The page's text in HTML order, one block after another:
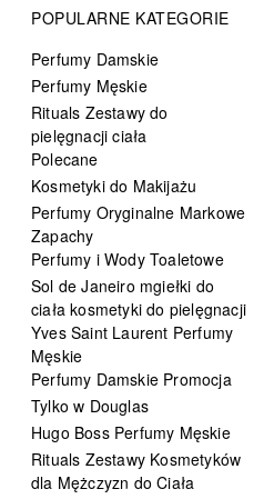
POPULARNE KATEGORIE
Perfumy Damskie
Perfumy Męskie
Rituals Zestawy do
pielęgnacji ciała
Polecane
Kosmetyki do Makijażu
Perfumy Oryginalne Markowe
Zapachy
Perfumy i Wody Toaletowe
Sol de Janeiro mgiełki do
ciała kosmetyki do pielęgnacji
Yves Saint Laurent Perfumy
Męskie
Perfumy Damskie Promocja
Tylko w Douglas
Hugo Boss Perfumy Męskie
Rituals Zestawy Kosmetyków
dla Mężczyzn do Ciała